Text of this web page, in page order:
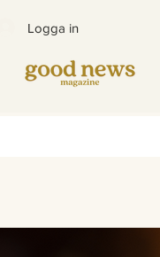
Logga in